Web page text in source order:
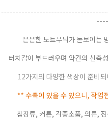
은은한 도트무늬가 돋보이는
터치감이 부드러우며 약간의 신축
12가지의 다양한 색상이 준비
** 수축이 있을 수 있으니, 작업
침장류, 커튼, 각종소품, 의류,